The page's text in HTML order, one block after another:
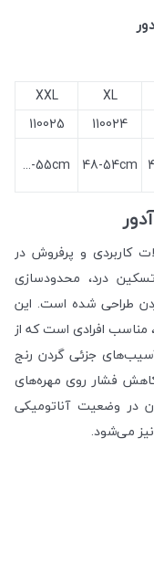
XL
XXL
110024
110025
48-54cm
55cm-...
کاربردی و پرفروش در
درد، محدودسازی
طراحی شده است. این
افرادی است که از
جزئی گردن رنج
کاهش فشار روی مهره‌های
در وضعیت آناتومیکی
می‌شود.